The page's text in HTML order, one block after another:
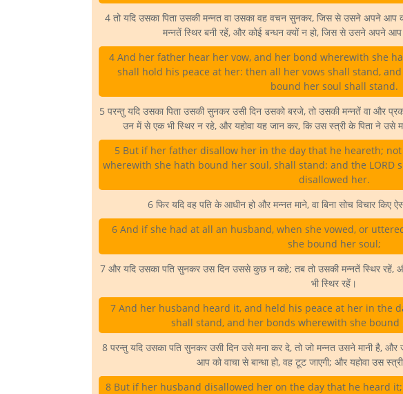
4 तो यदि उसका पिता उसकी मन्नत वा उसका वह वचन सुनकर, जिस से उसने अपने आप
मन्नतें स्थिर बनी रहें, और कोई बन्धन क्यों न हो, जिस से उसने अपने आप
4 And her father hear her vow, and her bond wherewith she
shall hold his peace at her: then all her vows shall stand,
bound her soul shall stand.
5 परन्तु यदि उसका पिता उसकी सुनकर उसी दिन उसको बरजे, तो उसकी मन्नतें वा और
उन में से एक भी स्थिर न रहे, और यहोवा यह जान कर, कि उस स्त्री के पिता ने उसे
5 But if her father disallow her in the day that he heareth;
wherewith she hath bound her soul, shall stand: and the LORD
disallowed her.
6 फिर यदि वह पति के आधीन हो और मन्नत माने, वा बिना सोच विचार
6 And if she had at all an husband, when she vowed, or
she bound her soul;
7 और यदि उसका पति सुनकर उस दिन उससे कुछ न कहे; तब तो उसकी मन्नतें स्थिर रहें,
भी स्थिर रहें।
7 And her husband heard it, and held his peace at her in the
shall stand, and her bonds wherewith she
8 परन्तु यदि उसका पति सुनकर उसी दिन उसे मना कर दे, तो जो मन्नत उसने मानी है, और
आप को वाचा से बान्धा हो, वह टूट जाएगी; और यहोवा उस स्त्री
8 But if her husband disallowed her on the day that he heard